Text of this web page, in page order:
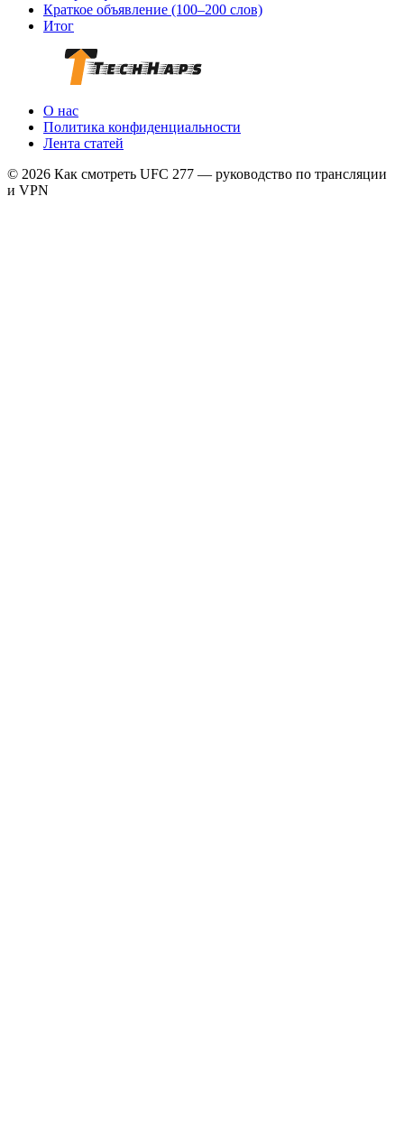
Краткое объявление (100–200 слов)
Итог
О нас
Политика конфиденциальности
Лента статей
© 2026 Как смотреть UFC 277 — руководство по трансляции
и VPN